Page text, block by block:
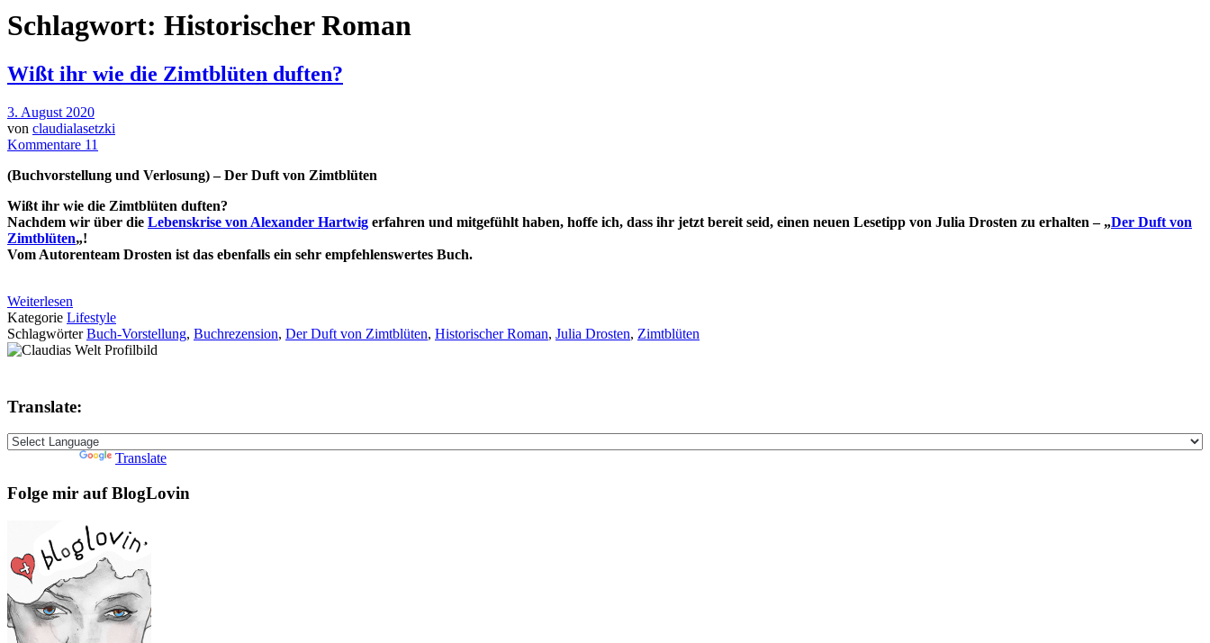
Schlagwort: Historischer Roman
Wißt ihr wie die Zimtblüten duften?
3. August 2020
von claudialasetzki
Kommentare 11
(Buchvorstellung und Verlosung) – Der Duft von Zimtblüten
Wißt ihr wie die Zimtblüten duften?
Nachdem wir über die Lebenskrise von Alexander Hartwig erfahren und mitgefühlt haben, hoffe ich, dass ihr jetzt bereit seid, einen neuen Lesetipp von Julia Drosten zu erhalten – „Der Duft von
Zimtblüten„!
Vom Autorenteam Drosten ist das ebenfalls ein sehr empfehlenswertes Buch.
Weiterlesen
Kategorie Lifestyle
SchlagwörterBuch-Vorstellung, Buchrezension, Der Duft von Zimtblüten, Historischer Roman, Julia Drosten, Zimtblüten
Translate:
Translate
Folge mir auf BlogLovin